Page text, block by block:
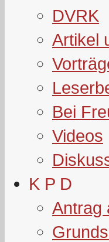
DVRK
Artikel
Bei
Videos
K P D
Antrag